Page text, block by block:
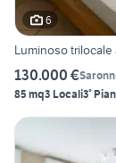
6
Luminoso
130.000 €
85 mq3 Locali3°